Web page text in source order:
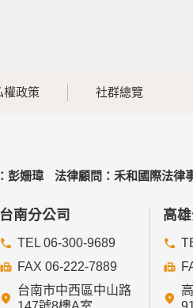
權政策 社群總覽
彭姍瑋 法律顧問：禾和國際法律
台南分公司
TEL 06-300-9689
FAX 06-222-7889
台南市中西區中山路
高